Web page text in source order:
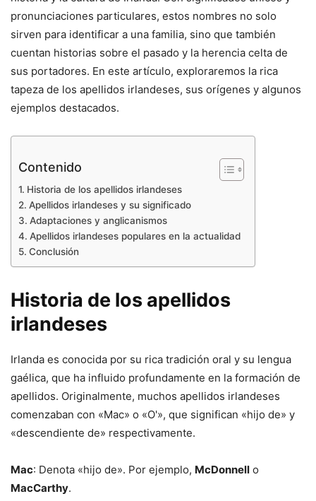
pronunciaciones particulares, estos nombres no solo
sirven para identificar a una familia, sino que también
cuentan historias sobre el pasado y la herencia celta de
sus portadores. En este artículo, exploraremos la rica
tapeza de los apellidos irlandeses, sus orígenes y algunos
ejemplos destacados.
Contenido
Historia de los apellidos irlandeses
Apellidos irlandeses y su significado
Adaptaciones y anglicanismos
Apellidos irlandeses populares en la actualidad
Conclusión
Historia de los apellidos
irlandeses
Irlanda es conocida por su rica tradición oral y su lengua
gaélica, que ha influido profundamente en la formación de
apellidos. Originalmente, muchos apellidos irlandeses
comenzaban con «Mac» o «O'», que significan «hijo de» y
«descendiente de» respectivamente.
Mac: Denota «hijo de». Por ejemplo, McDonnell o
MacCarthy.